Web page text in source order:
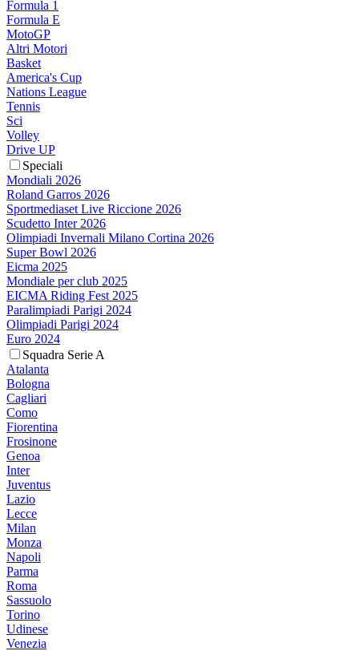
Formula 1
Formula E
MotoGP
Altri Motori
Basket
America's Cup
Nations League
Tennis
Sci
Volley
Drive UP
Speciali
Mondiali 2026
Roland Garros 2026
Sportmediaset Live Riccione 2026
Scudetto Inter 2026
Olimpiadi Invernali Milano Cortina 2026
Super Bowl 2026
Eicma 2025
Mondiale per club 2025
EICMA Riding Fest 2025
Paralimpiadi Parigi 2024
Olimpiadi Parigi 2024
Euro 2024
Squadra Serie A
Atalanta
Bologna
Cagliari
Como
Fiorentina
Frosinone
Genoa
Inter
Juventus
Lazio
Lecce
Milan
Monza
Napoli
Parma
Roma
Sassuolo
Torino
Udinese
Venezia